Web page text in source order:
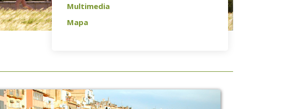
Multimedia
Mapa